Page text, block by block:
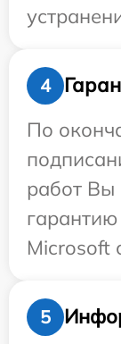
4
По
работ Вы
Microsoft
5